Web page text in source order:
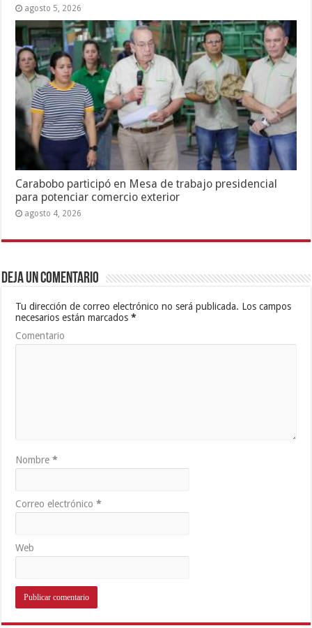
agosto 5, 2026
Carabobo participó en Mesa de trabajo presidencial
para potenciar comercio exterior
agosto 4, 2026
Deja un comentario
Tu dirección de correo electrónico no será publicada. Los campos
necesarios están marcados*
Comentario
Nombre*
Correo electrónico*
Web